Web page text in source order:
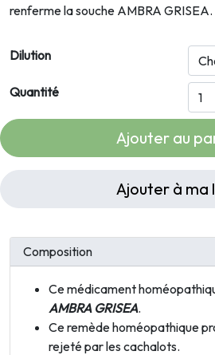
renferme la souche AMBRA GRISEA.
Dilution
Quantité
Ajouter au
Ajouter à ma
Composition
Ce médicament
AMBRA GRISEA.
Ce remède homéopathique
rejeté par les cachalots.